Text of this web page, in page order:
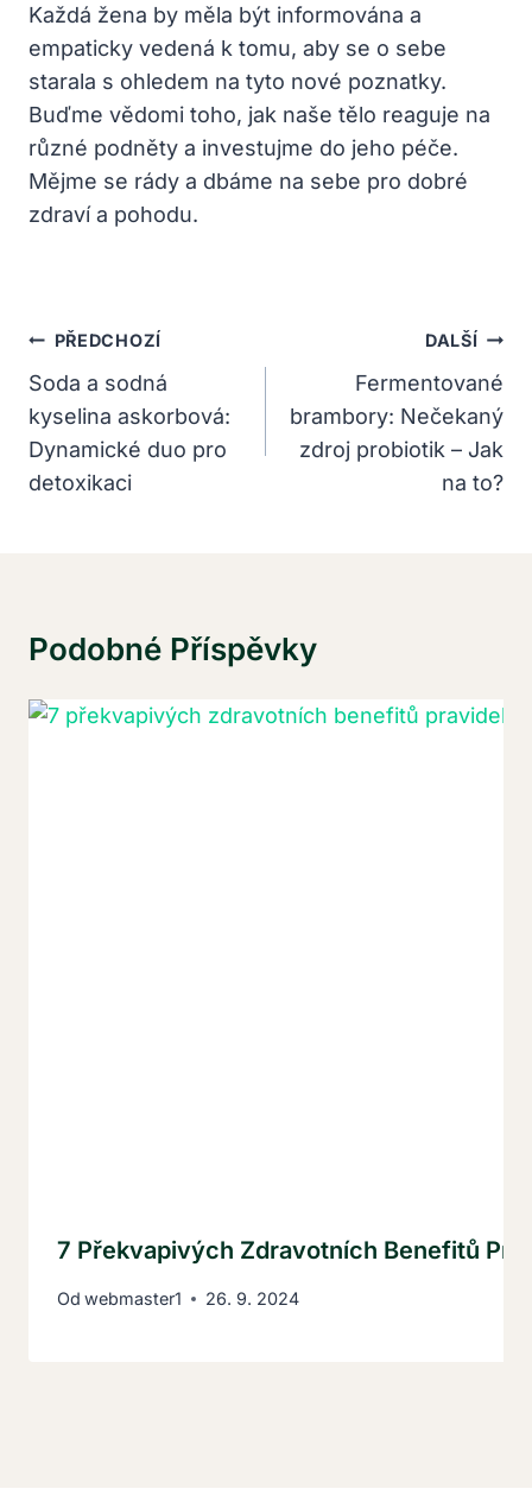
Každá žena by měla být informována a
empaticky vedená k tomu, aby se o sebe
starala s ohledem na tyto nové poznatky.
Buďme vědomi toho, jak naše tělo reaguje na
různé podněty a investujme do jeho péče.
Mějme se rády a dbáme na sebe pro dobré
zdraví a pohodu.
Navigace
Pro
Příspěvek
PŘEDCHOZÍ
Soda a sodná
kyselina askorbová:
Dynamické duo pro
detoxikaci
DALŠÍ
Fermentované
brambory: Nečekaný
zdroj probiotik – Jak
na to?
Podobné Příspěvky
7 Překvapivých Zdravotních Benefitů
Od webmaster1 26. 9. 2024